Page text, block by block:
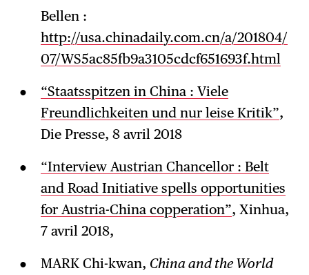
Bellen :
http://usa.chinadaily.com.cn/a/201804/
07/WS5ac85fb9a3105cdcf651693f.html
“Staatsspitzen in China : Viele
Freundlichkeiten und nur leise Kritik”,
Die Presse, 8 avril 2018
“Interview Austrian Chancellor : Belt
and Road Initiative spells opportunities
for Austria-China copperation”, Xinhua,
7 avril 2018,
MARK Chi-kwan, China and the World